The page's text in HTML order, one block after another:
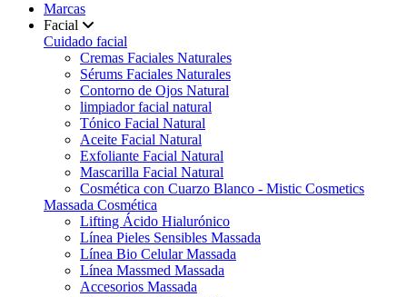
Marcas
Facial
Cuidado facial
Cremas Faciales Naturales
Sérums Faciales Naturales
Contorno de Ojos Natural
limpiador facial natural
Tónico Facial Natural
Aceite Facial Natural
Exfoliante Facial Natural
Mascarilla Facial Natural
Cosmética con Cuarzo Blanco - Mistic Cosmetics
Massada Cosmética
Lifting Ácido Hialurónico
Línea Pieles Sensibles Massada
Línea Bio Celular Massada
Línea Massmed Massada
Accesorios Massada